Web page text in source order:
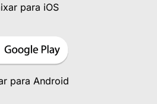
para iOS
para Android